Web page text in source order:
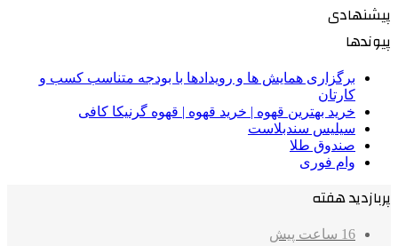
پیشنهادی
پیوندها
برگزاری همایش ها و رویدادها با بودجه متناسب کسب و
کارتان
خرید بهترین قهوه | خرید قهوه | قهوه گرنیکا کافی
سیلیس سندبلاست
صندوق طلا
وام فوری
پربازدید هفته
16 ساعت پیش